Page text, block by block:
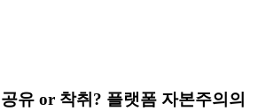
공유 or 착취? 플랫폼 자본주의의